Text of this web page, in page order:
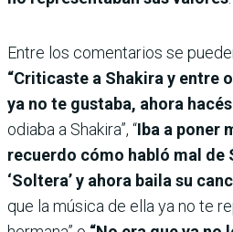
Entre los comentarios se
“Criticaste a Shakira y entre
ya no te gustaba, ahora
odiaba a Shakira”, “Iba a poner
recuerdo cómo habló mal de
‘Soltera’ y ahora baila su
que la música de ella ya no te